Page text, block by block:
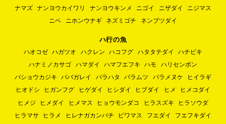
ナマズ ナンヨウカイワリ ナンヨウキンメ ニゴイ ニザダイ
ニジマス
ニベ
ニホンウナギ ネズミゴチ ネンブツダイ
ハ行の魚
ハオコゼ ハガツオ ハクレン ハコフグ ハタタテダイ
ハチビキ
ハナミノカサゴ
ハマダイ ハマフエフキ ハモ
ハリセンボン
バショウカジキ
ババガレイ バラハタ バラムツ バラメヌケ
ヒイラギ
ヒオドシ
ヒガンフグ ヒゲダイ ヒシダイ ヒブダイ ヒメ
ヒメコダイ
ヒメジ
ヒメダイ ヒメマス ヒョウモンダコ ヒラスズキ
ヒラソウダ
ヒラマサ
ヒラメ ヒレナガカンパチ ビワマス フエダイ
フエフキダイ